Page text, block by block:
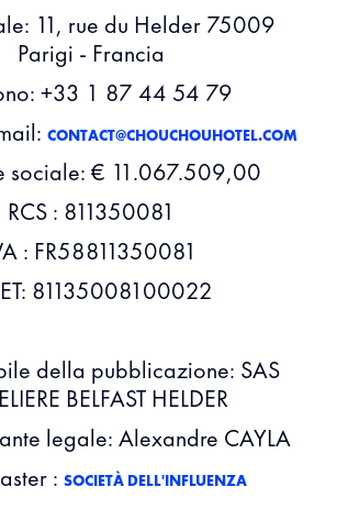
11, rue du Helder 75009
Parigi - Francia
+33 1 87 44 54 79
CONTACT@CHOUCHOUHOTEL.COM
sociale: € 11.067.509,00
RCS : 811350081
: FR58811350081
81135008100022
della pubblicazione: SAS
BELFAST HELDER
legale: Alexandre CAYLA
: SOCIETÀ DELL'INFLUENZA